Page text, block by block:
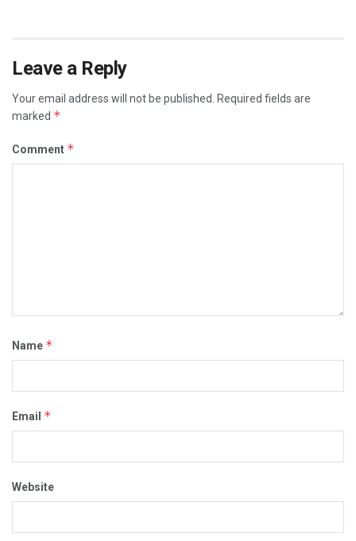
Leave a Reply
Your email address will not be published.
Required fields are
marked *
Comment *
Name *
Email *
Website